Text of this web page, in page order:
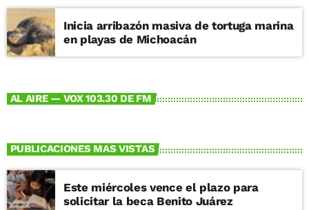
Inicia arribazón masiva de tortuga marina
en playas de Michoacán
AL AIRE — VOX 103.30 DE FM
PUBLICACIONES MAS VISTAS
Este miércoles vence el plazo para
solicitar la beca Benito Juárez